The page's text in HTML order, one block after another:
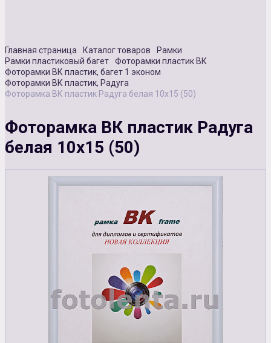
Главная страница Каталог товаров
Рамки
Рамки пластиковый багет
Фоторамки пластик ВК
Фоторамки ВК пластик, багет 1 эконом
Фоторамки ВК пластик, Радуга
Фоторамка ВК пластик Радуга белая 10х15 (50)
Фоторамка ВК пластик Радуга
белая 10х15 (50)